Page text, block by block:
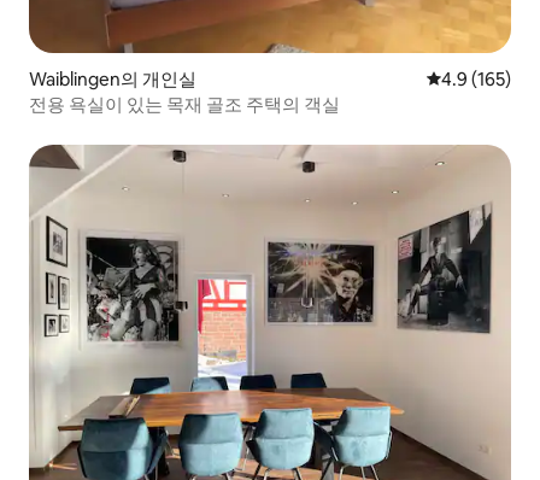
Waiblingen의 개인실 평점 4.9점(5
4.9 (165)
전용 욕실이 있는 목재 골조 주택의 객실